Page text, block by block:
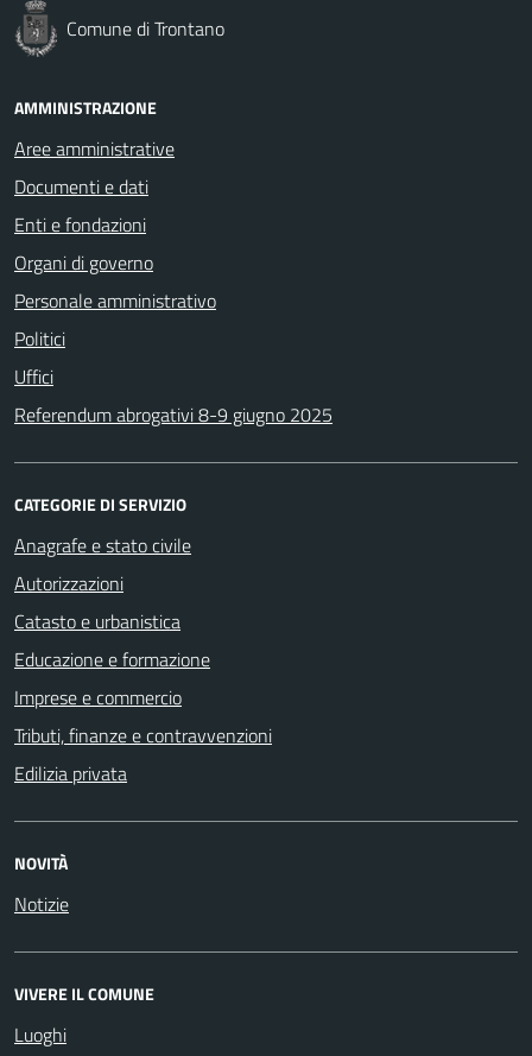
Comune di Trontano
AMMINISTRAZIONE
Aree amministrative
Documenti e dati
Enti e fondazioni
Organi di governo
Personale amministrativo
Politici
Uffici
Referendum abrogativi 8-9 giugno 2025
CATEGORIE DI SERVIZIO
Anagrafe e stato civile
Autorizzazioni
Catasto e urbanistica
Educazione e formazione
Imprese e commercio
Tributi, finanze e contravvenzioni
Edilizia privata
NOVITÀ
Notizie
VIVERE IL COMUNE
Luoghi